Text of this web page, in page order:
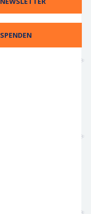
SPENDEN